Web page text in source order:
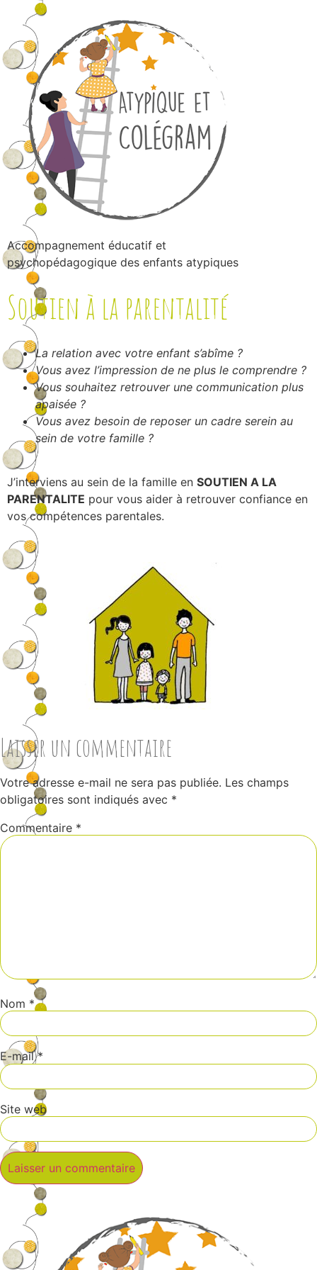
Accompagnement éducatif et
psychopédagogique des enfants atypiques
Soutien à la parentalité
La relation avec votre enfant s’abîme ?
Vous avez l’impression de ne plus le comprendre ?
Vous souhaitez retrouver une communication plus
apaisée ?
Vous avez besoin de reposer un cadre serein au
sein de votre famille ?
J’interviens au sein de la famille en SOUTIEN A LA
PARENTALITE pour vous aider à retrouver confiance en
vos compétences parentales.
Laisser un commentaire
Votre adresse e-mail ne sera pas publiée. Les champs
obligatoires sont indiqués avec *
Commentaire *
Nom *
E-mail*
Site web